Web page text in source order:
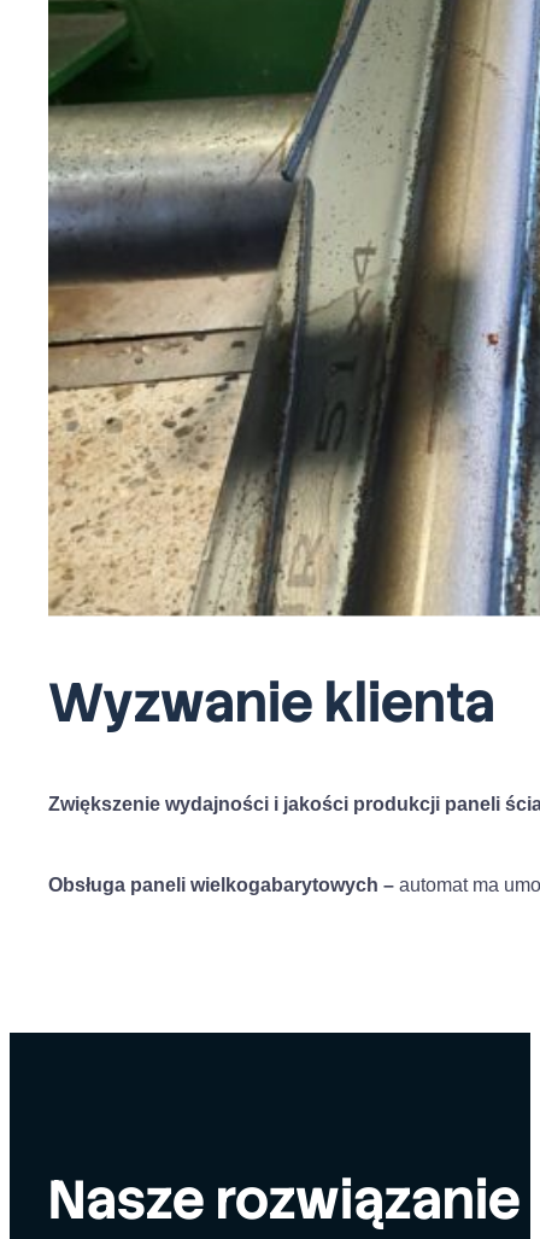
Wyzwanie klienta
Zwiększenie wydajności i jakości produkcji paneli
Obsługa paneli wielkogabarytowych – automat ma
Nasze rozwiązanie